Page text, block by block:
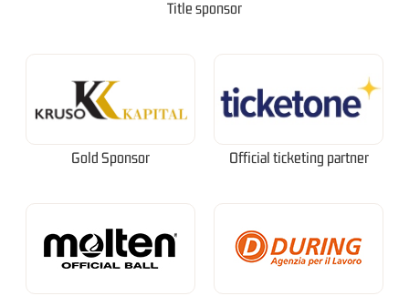
Title sponsor
Gold Sponsor Official ticketing partner